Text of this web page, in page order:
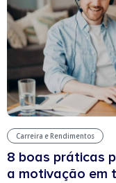
Carreira e Rendimentos
8 boas práticas
a motivação em